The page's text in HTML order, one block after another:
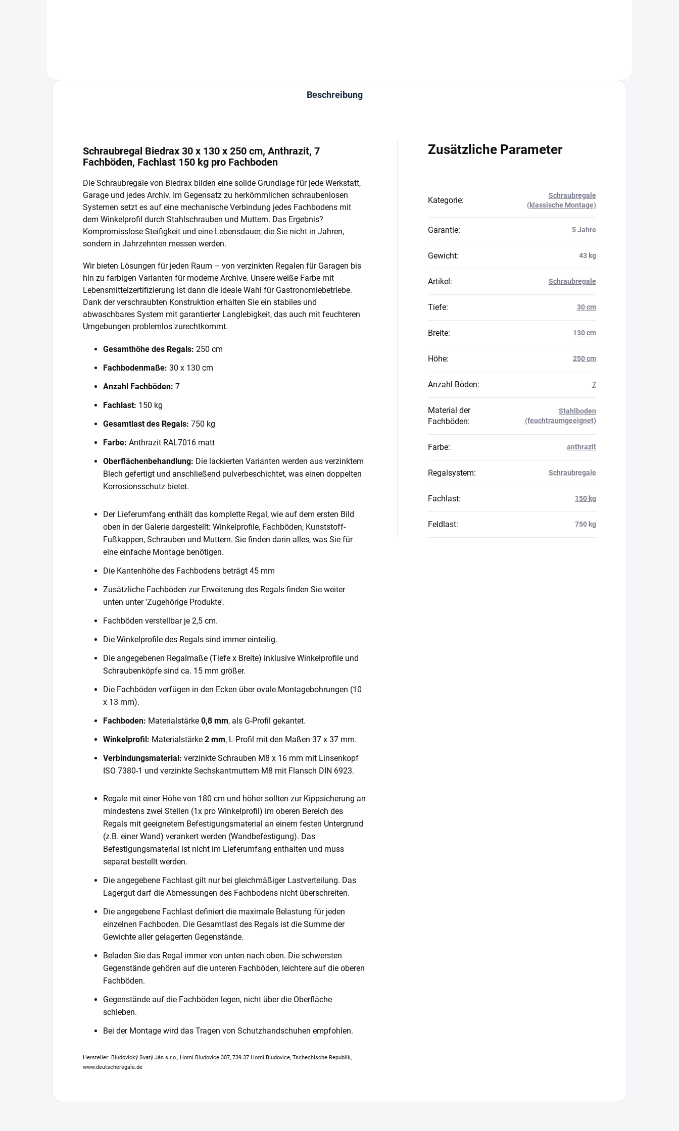
Beschreibung
Schraubregal Biedrax 30 x 130 x 250 cm, Anthrazit, 7
Fachböden, Fachlast 150 kg pro Fachboden
Die Schraubregale von Biedrax bilden eine solide Grundlage für jede Werkstatt,
Garage und jedes Archiv. Im Gegensatz zu herkömmlichen schraubenlosen
Systemen setzt es auf eine mechanische Verbindung jedes Fachbodens mit
dem Winkelprofil durch Stahlschrauben und Muttern. Das Ergebnis?
Kompromisslose Steifigkeit und eine Lebensdauer, die Sie nicht in Jahren,
sondern in Jahrzehnten messen werden.
Wir bieten Lösungen für jeden Raum – von verzinkten Regalen für Garagen bis
hin zu farbigen Varianten für moderne Archive. Unsere weiße Farbe mit
Lebensmittelzertifizierung ist dann die ideale Wahl für Gastronomiebetriebe.
Dank der verschraubten Konstruktion erhalten Sie ein stabiles und
abwaschbares System mit garantierter Langlebigkeit, das auch mit feuchteren
Umgebungen problemlos zurechtkommt.
Gesamthöhe des Regals: 250 cm
Fachbodenmaße: 30 x 130 cm
Anzahl Fachböden: 7
Fachlast: 150 kg
Gesamtlast des Regals: 750 kg
Farbe: Anthrazit RAL7016 matt
Oberflächenbehandlung: Die lackierten Varianten werden aus verzinktem
Blech gefertigt und anschließend pulverbeschichtet, was einen doppelten
Korrosionsschutz bietet.
Der Lieferumfang enthält das komplette Regal, wie auf dem ersten Bild
oben in der Galerie dargestellt: Winkelprofile, Fachböden, Kunststoff-
Fußkappen, Schrauben und Muttern. Sie finden darin alles, was Sie für
eine einfache Montage benötigen.
Die Kantenhöhe des Fachbodens beträgt 45 mm
Zusätzliche Fachböden zur Erweiterung des Regals finden Sie weiter
unten unter 'Zugehörige Produkte'.
Fachböden verstellbar je 2,5 cm.
Die Winkelprofile des Regals sind immer einteilig.
Die angegebenen Regalmaße (Tiefe x Breite) inklusive Winkelprofile und
Schraubenköpfe sind ca. 15 mm größer.
Die Fachböden verfügen in den Ecken über ovale Montagebohrungen (10
x 13 mm).
Fachboden: Materialstärke 0,8 mm, als G-Profil gekantet.
Winkelprofil: Materialstärke 2 mm, L-Profil mit den Maßen 37 x 37 mm.
Verbindungsmaterial: verzinkte Schrauben M8 x 16 mm mit Linsenkopf
ISO 7380-1 und verzinkte Sechskantmuttern M8 mit Flansch DIN 6923.
Regale mit einer Höhe von 180 cm und höher sollten zur Kippsicherung an
mindestens zwei Stellen (1x pro Winkelprofil) im oberen Bereich des
Regals mit geeignetem Befestigungsmaterial an einem festen Untergrund
(z.B. einer Wand) verankert werden (Wandbefestigung). Das
Befestigungsmaterial ist nicht im Lieferumfang enthalten und muss
separat bestellt werden.
Die angegebene Fachlast gilt nur bei gleichmäßiger Lastverteilung. Das
Lagergut darf die Abmessungen des Fachbodens nicht überschreiten.
Die angegebene Fachlast definiert die maximale Belastung für jeden
einzelnen Fachboden. Die Gesamtlast des Regals ist die Summe der
Gewichte aller gelagerten Gegenstände.
Beladen Sie das Regal immer von unten nach oben. Die schwersten
Gegenstände gehören auf die unteren Fachböden, leichtere auf die oberen
Fachböden.
Gegenstände auf die Fachböden legen, nicht über die Oberfläche
schieben.
Bei der Montage wird das Tragen von Schutzhandschuhen empfohlen.
Hersteller: Bludovický Svatý Ján s.r.o., Horní Bludovice 307, 739 37 Horní Bludovice, Tschechische Republik,
www.deutscheregale.de
Zusätzliche Parameter
Kategorie:
Schraubregale
(klassische Montage)
Garantie: 5 Jahre
Gewicht: 43 kg
Artikel: Schraubregale
Tiefe: 30 cm
Breite: 130 cm
Höhe: 250 cm
Anzahl Böden: 7
Material der
Fachböden:
Stahlboden
(feuchtraumgeeignet)
Farbe: anthrazit
Regalsystem: Schraubregale
Fachlast: 150 kg
Feldlast: 750 kg